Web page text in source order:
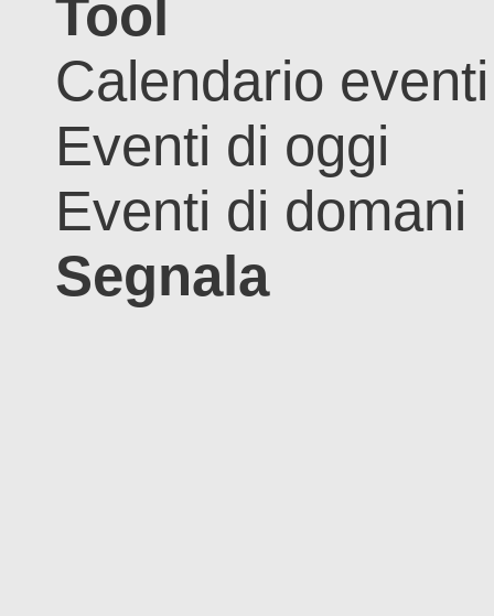
Tool
Calendario eventi
Eventi di oggi
Eventi di domani
Segnala